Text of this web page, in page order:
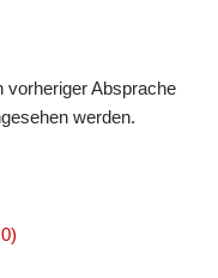
vorheriger Absprache
werden.